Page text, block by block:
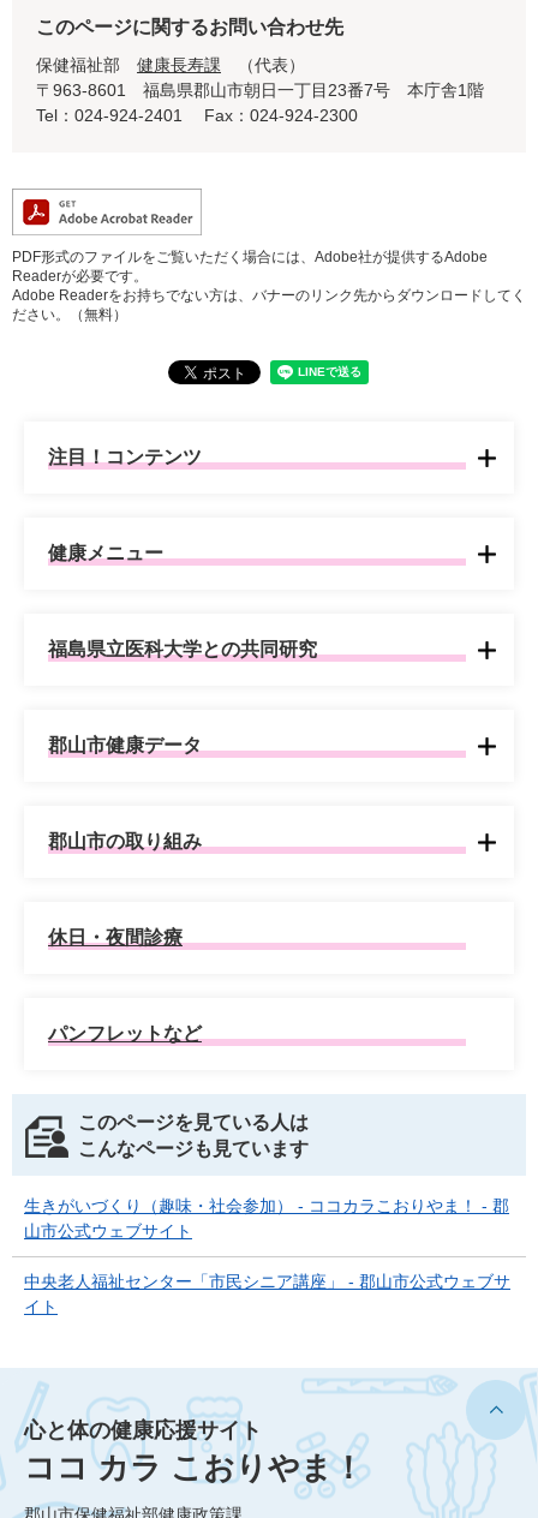
このページに関するお問い合わせ先
保健福祉部 健康長寿課
代表
〒963-8601 福島県郡山市朝日一丁目23番7号 本庁舎1階
Tel：024-924-2401
Fax：024-924-2300
PDF形式のファイルをご覧いただく場合には、Adobe社が提供するAdobe
Readerが必要です。
Adobe Readerをお持ちでない方は、バナーのリンク先からダウンロードしてく
ださい。（無料）
注目！コンテンツ
健康メニュー
福島県立医科大学との共同研究
郡山市健康データ
郡山市の取り組み
休日・夜間診療
パンフレットなど
このページを見ている人は
こんなページも見ています
生きがいづくり（趣味・社会参加） - ココカラこおりやま！ - 郡
山市公式ウェブサイト
中央老人福祉センター「市民シニア講座」 - 郡山市公式ウェブサ
イト
心と体の健康応援サイト
ココ カラ こおりやま！
郡山市保健福祉部健康政策課